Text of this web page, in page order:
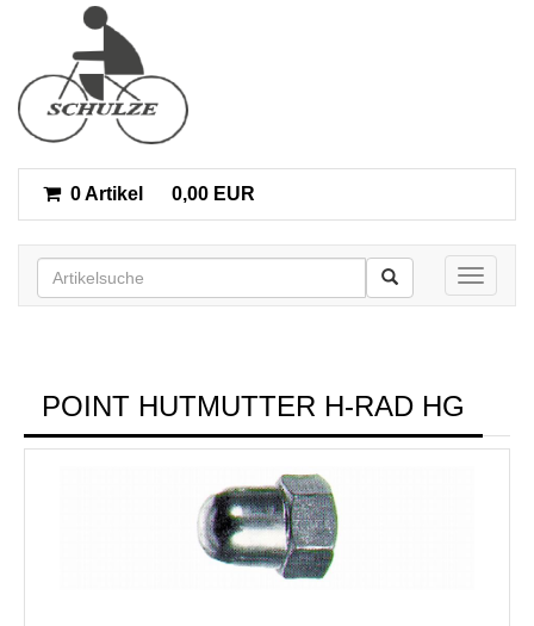
0 Artikel 0,00 EUR
Toggle
POINT HUTMUTTER H-RAD HG